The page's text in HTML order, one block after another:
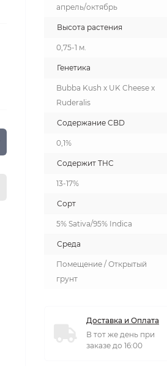
апрель/октябрь
Высота растения
0,75-1 м.
Генетика
Bubba Kush x UK Cheese x
Ruderalis
Содержание CBD
0,1%
Содержит THC
13-17%
Сорт
5% Sativa/95% Indica
Среда
Помещение / Открытый
грунт
Доставка и Оплата
В тот же день при
заказе до 16:00